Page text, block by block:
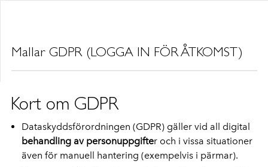
Mallar GDPR (LOGGA IN FÖR ÅTKOMST)
Kort om GDPR
Dataskyddsförordningen (GDPR) gäller vid all digital
behandling av personuppgifter och i vissa situationer
även för manuell hantering (exempelvis i pärmar).